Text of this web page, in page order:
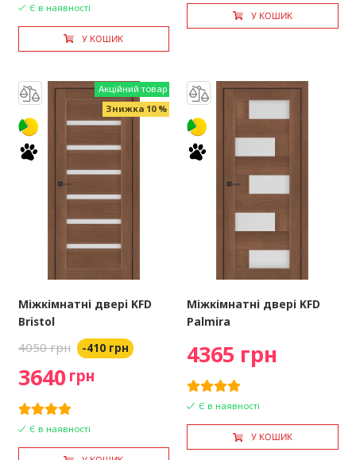
Є в наявності
У КОШИК
У КОШИК
Акційний товар
Знижка 10 %
Міжкімнатні двері KFD
Bristol
4050 грн -410 грн
3640 грн
Є в наявності
Міжкімнатні двері KFD
Palmira
4365 грн
Є в наявності
У КОШИК